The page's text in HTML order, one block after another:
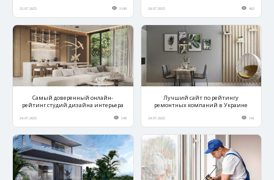
25.07.2025 1149 24.07.2025 462
Самый доверенный онлайн-
рейтинг студий дизайна интерьера
24.07.2025 149
Лучший сайт по рейтингу
ремонтных компаний в Украине
24.07.2025 141